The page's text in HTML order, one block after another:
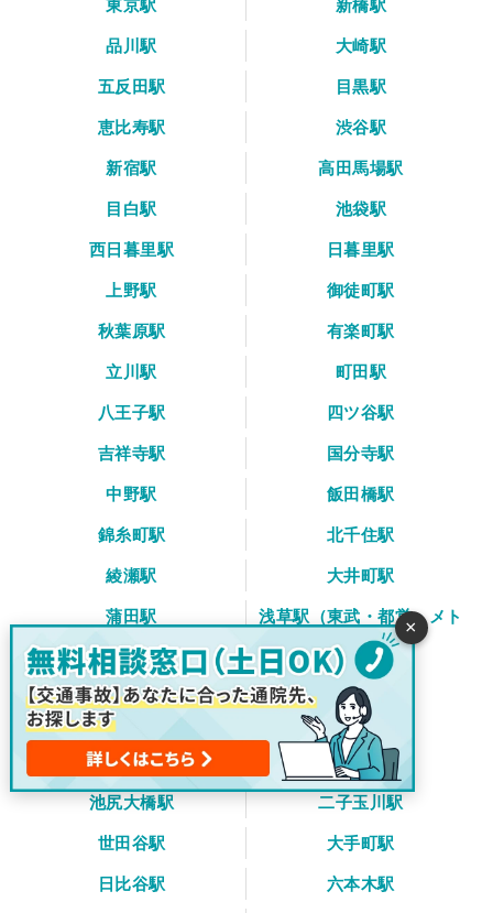
東京駅
新橋駅
品川駅
大崎駅
五反田駅
目黒駅
恵比寿駅
渋谷駅
新宿駅
高田馬場駅
目白駅
池袋駅
西日暮里駅
日暮里駅
上野駅
御徒町駅
秋葉原駅
有楽町駅
立川駅
町田駅
八王子駅
四ツ谷駅
吉祥寺駅
国分寺駅
中野駅
飯田橋駅
錦糸町駅
北千住駅
綾瀬駅
大井町駅
蒲田駅
浅草駅（東武・都営・メト
ロ）
押上〈スカイツリー前〉駅
京王多摩川駅
初台駅
代々木上原駅
中目黒駅
自由が丘駅
池尻大橋駅
二子玉川駅
世田谷駅
大手町駅
日比谷駅
六本木駅
×